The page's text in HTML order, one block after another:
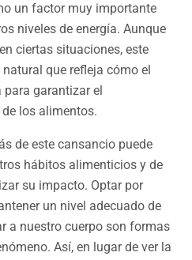
un factor muy importante
niveles de energía. Aunque
ciertas situaciones, este
que refleja cómo el
garantizar el
los alimentos.
de este cansancio puede
hábitos alimenticios y de
su impacto. Optar por
un nivel adecuado de
a nuestro cuerpo son formas
Así, en lugar de ver la